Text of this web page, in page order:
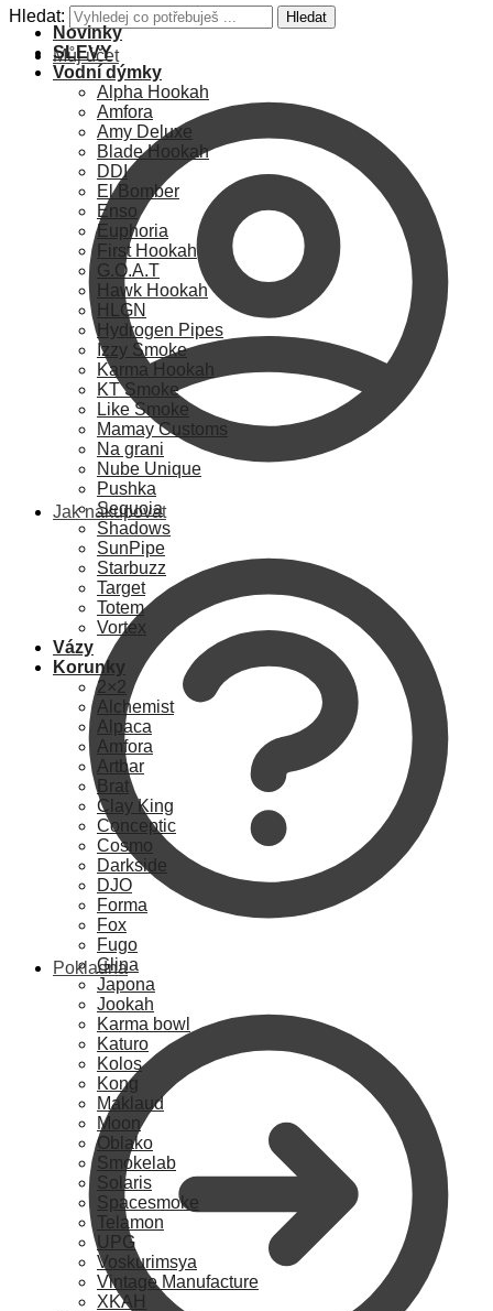
Hledat: Hledat
Můj účet
Jak nakupovat
Pokladna
Novinky
SLEVY
Vodní dýmky
Alpha Hookah
Amfora
Amy Deluxe
Blade Hookah
DDI
El Bomber
Enso
Euphoria
First Hookah
G.O.A.T
Hawk Hookah
HLGN
Hydrogen Pipes
Izzy Smoke
Karma Hookah
KT Smoke
Like Smoke
Mamay Customs
Na grani
Nube Unique
Pushka
Sequoia
Shadows
SunPipe
Starbuzz
Target
Totem
Vortex
Vázy
Korunky
2×2
Alchemist
Alpaca
Amfora
Artbar
Brat
Clay King
Conceptic
Cosmo
Darkside
DJO
Forma
Fox
Fugo
Glina
Japona
Jookah
Karma bowl
Katuro
Kolos
Kong
Maklaud
Moon
Oblako
Smokelab
Solaris
Spacesmoke
Telamon
UPG
Voskurimsya
Vintage Manufacture
XKAH